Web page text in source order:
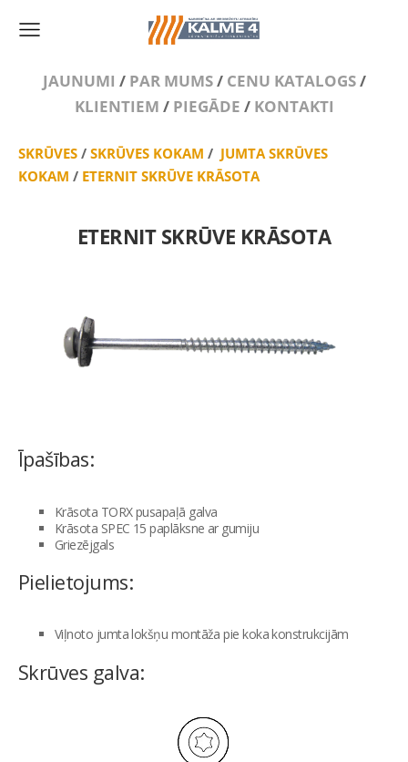
JAUNUMI / PAR MUMS/ CENU KATALOGS/
KLIENTIEM / PIEGĀDE / KONTAKTI
SKRŪVES / SKRŪVES KOKAM / JUMTA SKRŪVES
KOKAM / ETERNIT SKRŪVE KRĀSOTA
ETERNIT SKRŪVE KRĀSOTA
Īpašības:
Krāsota TORX pusapaļā galva
Krāsota SPEC 15 paplāksne ar gumiju
Griezējgals
Pielietojums:
Viļnoto jumta lokšņu montāža pie koka konstrukcijām
Skrūves galva: